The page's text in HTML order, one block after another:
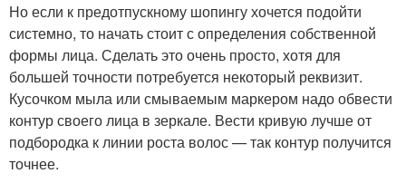
Но если к предотпускному шопингу хочется подойти
системно, то начать стоит с определения собственной
формы лица. Сделать это очень просто, хотя для
большей точности потребуется некоторый реквизит.
Кусочком мыла или смываемым маркером надо обвести
контур своего лица в зеркале. Вести кривую лучше от
подбородка к линии роста волос — так контур получится
точнее.